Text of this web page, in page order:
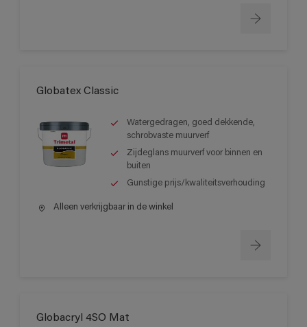
Globatex Classic
Watergedragen, goed dekkende,
schrobvaste muurverf
Zijdeglans muurverf voor binnen en
buiten
Gunstige prijs/kwaliteitsverhouding
Alleen verkrijgbaar in de winkel
Globacryl 4SO Mat